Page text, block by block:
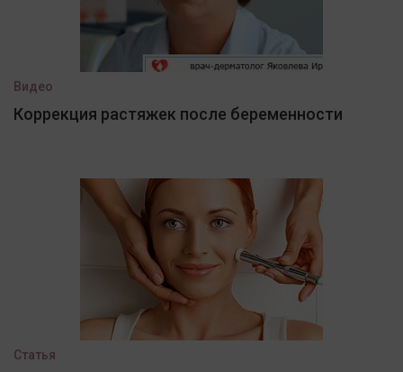
Видео
Коррекция растяжек после беременности
Статья